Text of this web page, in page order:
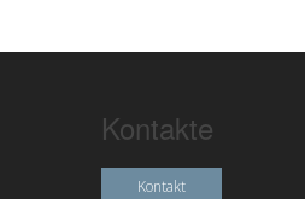
Kontakte
Kontakt